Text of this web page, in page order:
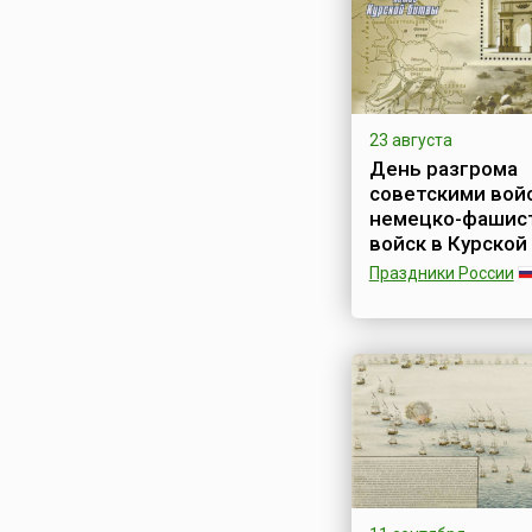
23 августа
День разгрома
советскими
немецко-
войск в
Праздники России
славы России —
разгрома советскими
войсками немецко-
фашистских войск в
битве (1943 год),
установленный
Федеральным
32-ФЗ от 13 марта